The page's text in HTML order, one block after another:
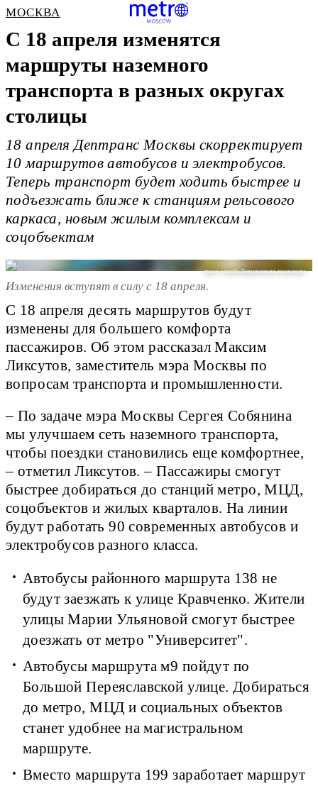
МОСКВА
С 18 апреля изменятся
маршруты наземного
транспорта в разных округах
столицы
18 апреля Дептранс Москвы скорректирует
10 маршрутов автобусов и электробусов.
Теперь транспорт будет ходить быстрее и
подъезжать ближе к станциям рельсового
каркаса, новым жилым комплексам и
соцобъектам
пресс-служба Департамента транспорта
Изменения вступят в силу с 18 апреля.
С 18 апреля десять маршрутов будут
изменены для большего комфорта
пассажиров. Об этом рассказал Максим
Ликсутов, заместитель мэра Москвы по
вопросам транспорта и промышленности.
– По задаче мэра Москвы Сергея Собянина
мы улучшаем сеть наземного транспорта,
чтобы поездки становились еще комфортнее,
– отметил Ликсутов. – Пассажиры смогут
быстрее добираться до станций метро, МЦД,
соцобъектов и жилых кварталов. На линии
будут работать 90 современных автобусов и
электробусов разного класса.
Автобусы районного маршрута 138 не
будут заезжать к улице Кравченко. Жители
улицы Марии Ульяновой смогут быстрее
доезжать от метро "Университет".
Автобусы маршрута м9 пойдут по
Большой Переяславской улице. Добираться
до метро, МЦД и социальных объектов
станет удобнее на магистральном
маршруте.
Вместо маршрута 199 заработает маршрут